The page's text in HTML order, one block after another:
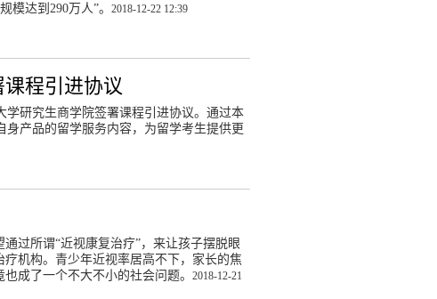
模达到290万人”。2018-12-22 12:39
程引进协议
研究生商学院签署课程引进协议。通过本
产品的留学服务内容，为留学考生提供更
过所谓“近视康复治疗”，来让孩子摆脱眼
机构。青少年近视率居高不下，家长的焦
成了一个不大不小的社会问题。 2018-12-21